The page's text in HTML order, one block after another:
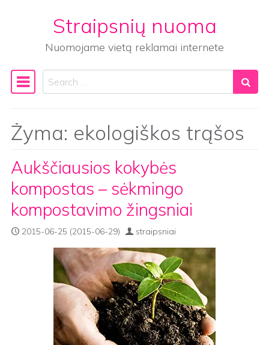
Straipsnių nuoma
Nuomojame vietą reklamai internete
Main Navigation
Search
Žyma: ekologiškos trąšos
Aukščiausios kokybės
kompostas – sėkmingo
kompostavimo žingsniai
2015-06-25 (2015-06-29) straipsniai